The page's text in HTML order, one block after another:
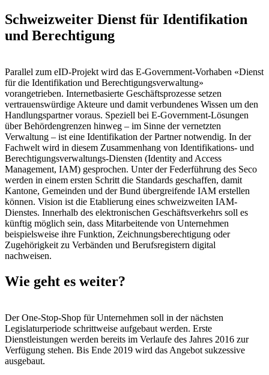
Schweizweiter Dienst für Identifikation
und Berechtigung
Parallel zum eID-Projekt wird das E-Government-Vorhaben «Dienst
für die Identifikation und Berechtigungsverwaltung»
vorangetrieben. Internetbasierte Geschäftsprozesse setzen
vertrauenswürdige Akteure und damit verbundenes Wissen um den
Handlungspartner voraus. Speziell bei E-Government-Lösungen
über Behördengrenzen hinweg – im Sinne der vernetzten
Verwaltung – ist eine Identifikation der Partner notwendig. In der
Fachwelt wird in diesem Zusammenhang von Identifikations- und
Berechtigungsverwaltungs-Diensten (Identity and Access
Management, IAM) gesprochen. Unter der Federführung des Seco
werden in einem ersten Schritt die Standards geschaffen, damit
Kantone, Gemeinden und der Bund übergreifende IAM erstellen
können. Vision ist die Etablierung eines schweizweiten IAM-
Dienstes. Innerhalb des elektronischen Geschäftsverkehrs soll es
künftig möglich sein, dass Mitarbeitende von Unternehmen
beispielsweise ihre Funktion, Zeichnungsberechtigung oder
Zugehörigkeit zu Verbänden und Berufsregistern digital
nachweisen.
Wie geht es weiter?
Der One-Stop-Shop für Unternehmen soll in der nächsten
Legislaturperiode schrittweise aufgebaut werden. Erste
Dienstleistungen werden bereits im Verlaufe des Jahres 2016 zur
Verfügung stehen. Bis Ende 2019 wird das Angebot sukzessive
ausgebaut.